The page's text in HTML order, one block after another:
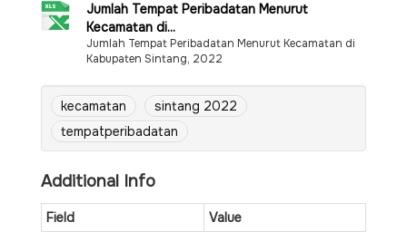
Jumlah Tempat Peribadatan Menurut
Kecamatan di...
Jumlah Tempat Peribadatan Menurut Kecamatan di
Kabupaten Sintang, 2022
kecamatan
sintang 2022
tempatperibadatan
Additional Info
Field
Value